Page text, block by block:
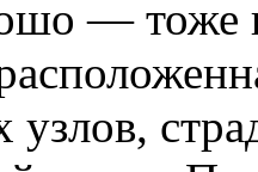
— тоже
узлов,